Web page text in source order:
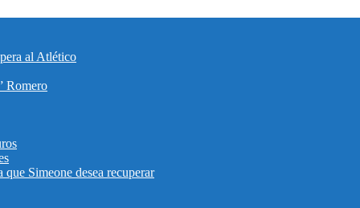
al Atlético
Romero
Simeone desea recuperar